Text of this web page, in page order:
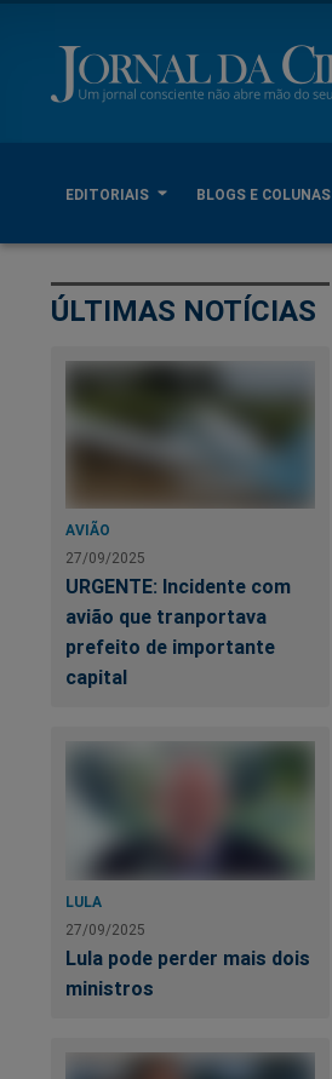
EDITORIAIS BLOGS E COLUNAS
ÚLTIMAS NOTÍCIAS
AVIÃO
27/09/2025
URGENTE: Incidente com
avião que tranportava
prefeito de importante
capital
LULA
27/09/2025
Lula pode perder mais dois
ministros